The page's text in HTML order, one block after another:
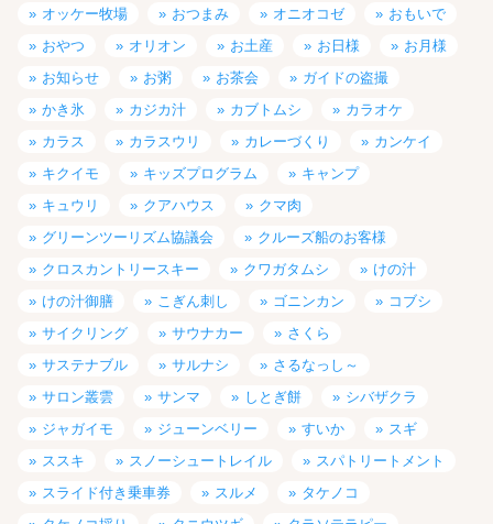
オッケー牧場
おつまみ オニオコゼ
おもいで
おやつ
オリオン お土産 お日様
お月様
お知らせ
お粥 お茶会
ガイドの盗撮
かき氷
カジカ汁 カブトムシ
カラオケ
カラス
カラスウリ カレーづくり
カンケイ
キクイモ
キッズプログラム
キャンプ
キュウリ
クアハウス
クマ肉
グリーンツーリズム協議会
クルーズ船のお客様
クロスカントリースキー
クワガタムシ
けの汁
けの汁御膳
こぎん刺し ゴニンカン
コブシ
サイクリング
サウナカー
さくら
サステナブル
サルナシ
さるなっし～
サロン叢雲
サンマ しとぎ餅
シバザクラ
ジャガイモ
ジューンベリー すいか
スギ
ススキ
スノーシュートレイル
スパトリートメント
スライド付き乗車券
スルメ
タケノコ